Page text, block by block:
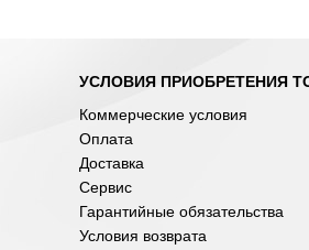
УСЛОВИЯ ПРИОБРЕТЕНИЯ
Коммерческие условия
Оплата
Доставка
Сервис
Гарантийные обязательства
Условия возврата